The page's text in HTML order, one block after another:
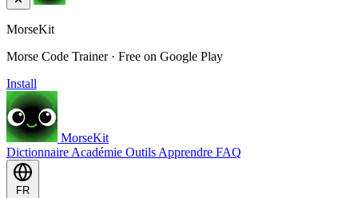
MorseKit
Morse Code Trainer · Free on Google Play
Install
MorseKit
Dictionnaire Académie Outils Apprendre FAQ